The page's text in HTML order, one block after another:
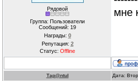
Рядовой
Группа: Пользователи
Сообщений: 19
Награды: 0
Репутация: 2
Статус: Offline
мне
Тар@ntul Дата: